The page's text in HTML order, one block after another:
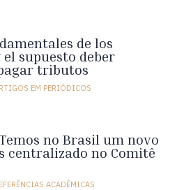
de los
supuesto deber
tributos
EM PERIÓDICOS
no Brasil um novo
centralizado no Comitê
ACADÊMICAS